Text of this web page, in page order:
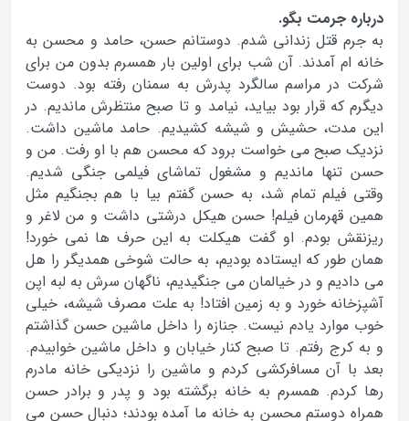
درباره جرمت بگو.
به جرم قتل زندانی شدم. دوستانم حسن، حامد و محسن به
خانه ام آمدند. آن شب برای اولین بار همسرم بدون من برای
شرکت در مراسم سالگرد پدرش به سمنان رفته بود. دوست
دیگرم که قرار بود بیاید، نیامد و تا صبح منتظرش ماندیم. در
این مدت، حشیش و شیشه کشیدیم. حامد ماشین داشت.
نزدیک صبح می خواست برود که محسن هم با او رفت. من و
حسن تنها ماندیم و مشغول تماشای فیلمی جنگی شدیم.
وقتی فیلم تمام شد، به حسن گفتم بیا با هم بجنگیم مثل
همین قهرمان فیلم! حسن هیکل درشتی داشت و من لاغر و
ریزنقش بودم. او گفت هیکلت به این حرف ها نمی خورد!
همان طور که ایستاده بودیم، به حالت شوخی همدیگر را هل
می دادیم و در خیالمان می جنگیدیم، ناگهان سرش به لبه اپن
آشپزخانه خورد و به زمین افتاد! به علت مصرف شیشه، خیلی
خوب موارد یادم نیست. جنازه را داخل ماشین حسن گذاشتم
و به کرج رفتم. تا صبح کنار خیابان و داخل ماشین خوابیدم.
بعد با آن مسافرکشی کردم و ماشین را نزدیکی خانه مادرم
رها کردم. همسرم به خانه برگشته بود و پدر و برادر حسن
همراه دوستم محسن به خانه ما آمده بودند؛ دنبال حسن می